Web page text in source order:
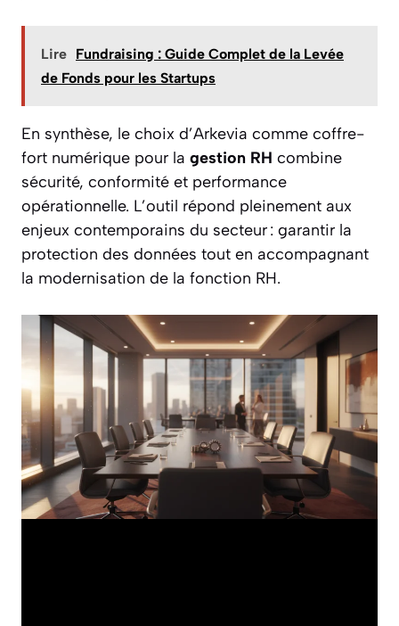
Lire Fundraising : Guide Complet de la Levée
de Fonds pour les Startups
En synthèse, le choix d’Arkevia comme coffre-
fort numérique pour la gestion RH combine
sécurité, conformité et performance
opérationnelle. L’outil répond pleinement aux
enjeux contemporains du secteur : garantir la
protection des données tout en accompagnant
la modernisation de la fonction RH.